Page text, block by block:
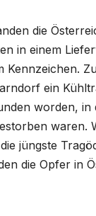
die
in einem
Kennzeichen.
ein
worden, in
waren.
jüngste
die Opfer in